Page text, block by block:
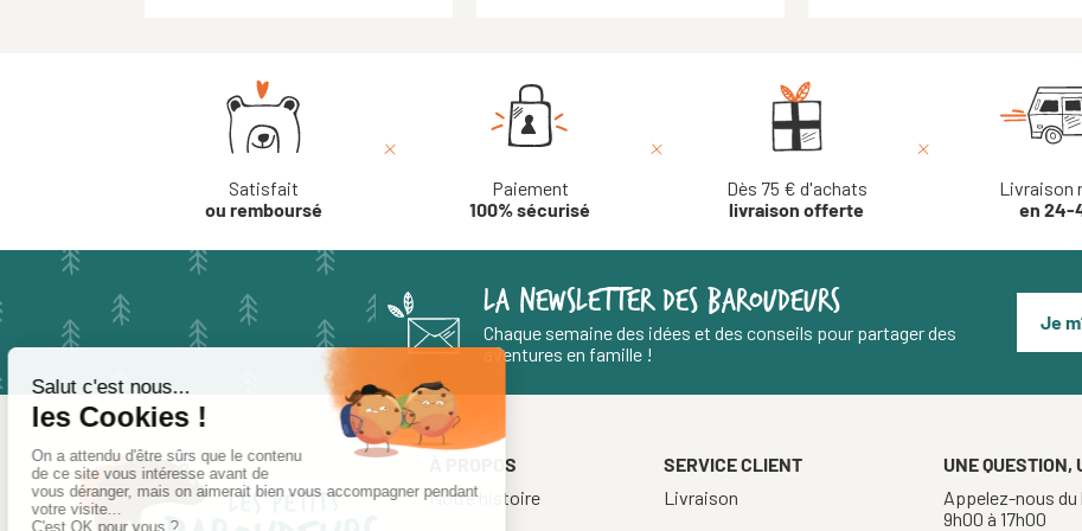
Satisfait
ou remboursé
Paiement
100% sécurisé
Dès 75 € d'achats
livraison offerte
Livraison
en 24-
LA NEWSLETTER DES BAROUDEURS
Chaque semaine des idées et des conseils pour partager des
aventures en famille !
Je
À PROPOS
Notre histoire
SERVICE CLIENT
Livraison
UNE QUESTION,
Appelez-nous du
9h00 à 17h00